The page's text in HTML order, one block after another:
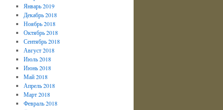
Январь 2019
Декабрь 2018
Ноябрь 2018
Октябрь 2018
Сентябрь 2018
Август 2018
Июль 2018
Июнь 2018
Май 2018
Апрель 2018
Март 2018
Февраль 2018